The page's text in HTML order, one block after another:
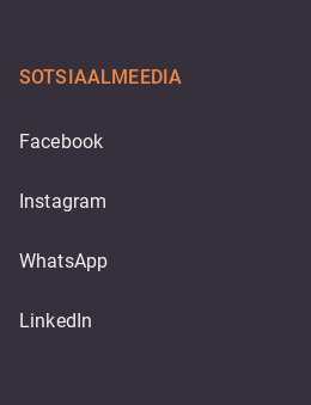
SOTSIAALMEEDIA
Facebook
Instagram
WhatsApp
LinkedIn